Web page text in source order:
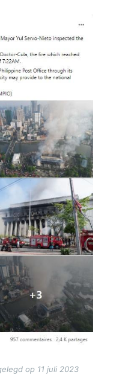
op 11 juli 2023